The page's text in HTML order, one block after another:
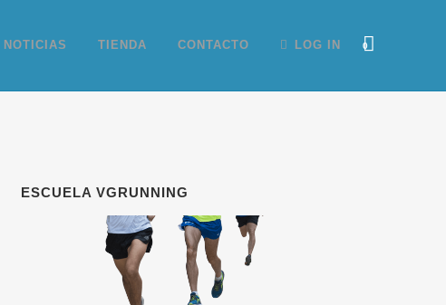
0
NOTICIAS TIENDA CONTACTO LOG IN
ESCUELA VGRUNNING